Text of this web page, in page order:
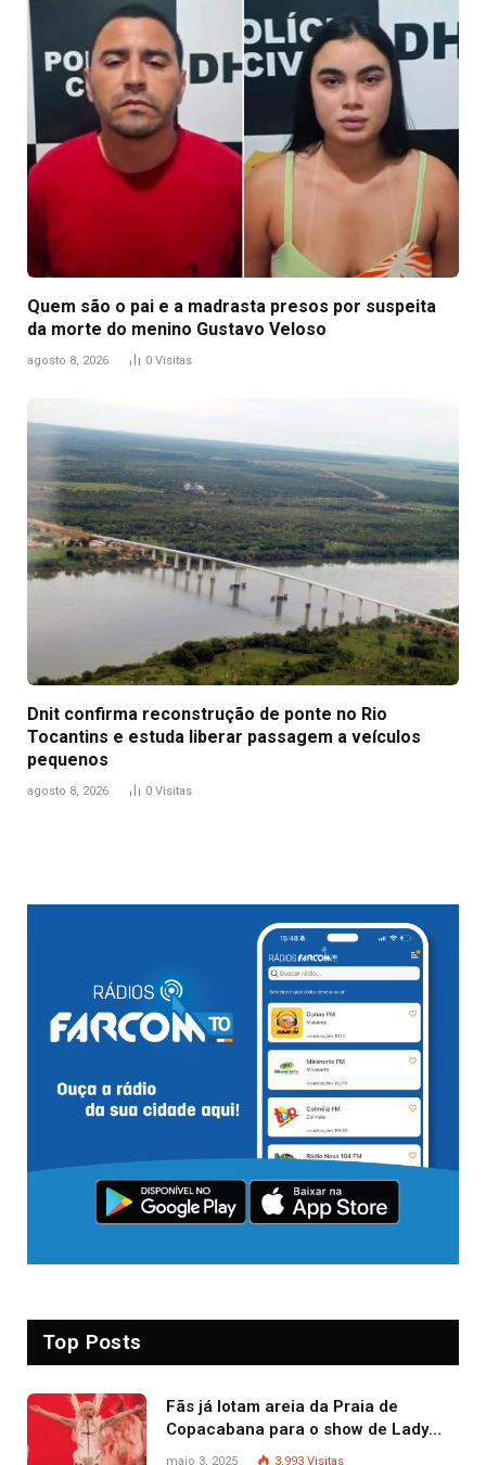
Quem são o pai e a madrasta presos por suspeita
da morte do menino Gustavo Veloso
agosto 8, 2026 0 Visitas
Dnit confirma reconstrução de ponte no Rio
Tocantins e estuda liberar passagem a veículos
pequenos
agosto 8, 2026 0 Visitas
Top Posts
Fãs já lotam areia da Praia de
Copacabana para o show de Lady
Gaga
maio 3, 2025 3.993 Visitas